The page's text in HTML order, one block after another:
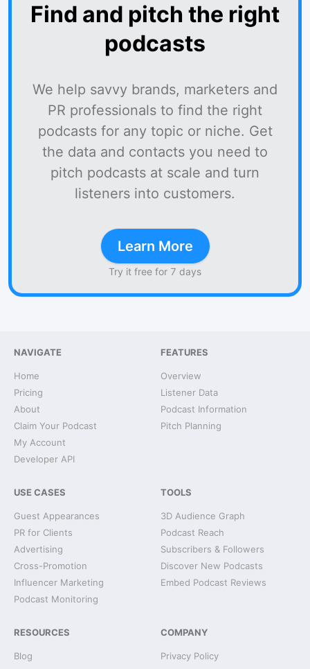
Find and pitch the right
podcasts
We help savvy brands, marketers and
PR professionals to find the right
podcasts for any topic or niche. Get
the data and contacts you need to
pitch podcasts at scale and turn
listeners into customers.
Learn More
Try it free for 7 days
NAVIGATE
Home
Pricing
About
Claim Your Podcast
My Account
Developer API
FEATURES
Overview
Listener Data
Podcast Information
Pitch Planning
USE CASES
Guest Appearances
PR for Clients
Advertising
Cross-Promotion
Influencer Marketing
Podcast Monitoring
TOOLS
3D Audience Graph
Podcast Reach
Subscribers & Followers
Discover New Podcasts
Embed Podcast Reviews
RESOURCES
Blog
COMPANY
Privacy Policy